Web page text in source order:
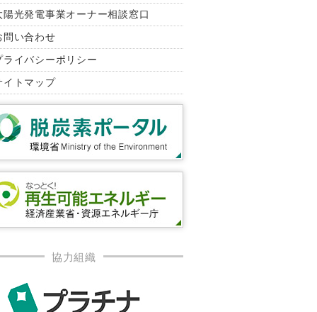
陽光発電事業オーナー相談窓口
問い合わせ
ライバシーポリシー
イトマップ
協力組織